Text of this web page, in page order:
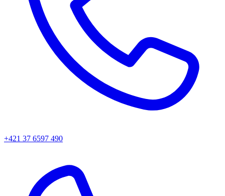
+421 37 6597 490